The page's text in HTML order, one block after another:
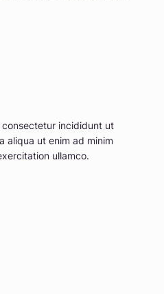
incididunt ut
aliqua ut enim ad minim
ullamco.